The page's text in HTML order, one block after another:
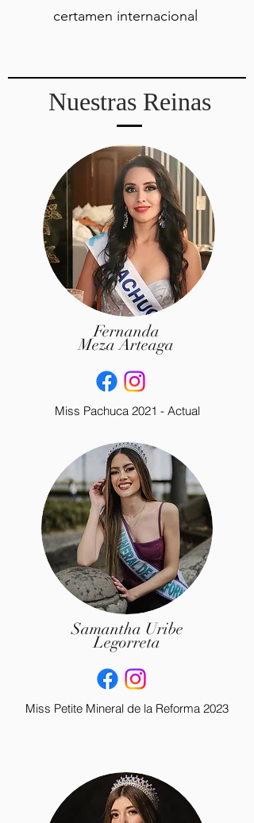
certamen internacional
Nuestras Reinas
Fernanda
Meza Arteaga
Miss Pachuca 2021 - Actual
Samantha Uribe
Legorreta
Miss Petite Mineral de la Reforma 2023